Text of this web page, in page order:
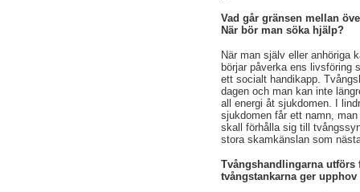
Vad går gränsen mellan
När bör man söka hjälp?
När man själv eller anhöriga
börjar påverka ens livsföring
ett socialt handikapp.
dagen och man kan inte
all energi åt sjukdomen. I
sjukdomen får ett namn,
skall förhålla sig till
stora skamkänslan som
Tvångshandlingarna utförs
tvångstankarna ger